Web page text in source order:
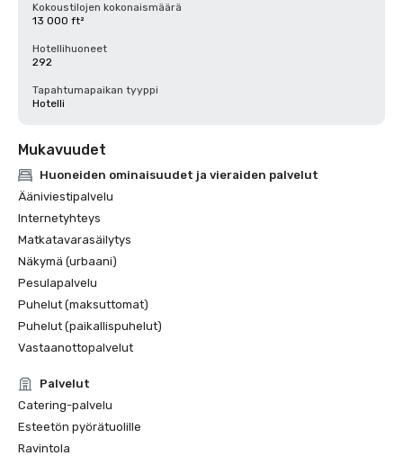
Kokoustilojen kokonaismäärä
13 000 ft²
Hotellihuoneet
292
Tapahtumapaikan tyyppi
Hotelli
Mukavuudet
Huoneiden ominaisuudet ja vieraiden palvelut
Ääniviestipalvelu
Internetyhteys
Matkatavarasäilytys
Näkymä (urbaani)
Pesulapalvelu
Puhelut (maksuttomat)
Puhelut (paikallispuhelut)
Vastaanottopalvelut
Palvelut
Catering-palvelu
Esteetön pyörätuolille
Ravintola